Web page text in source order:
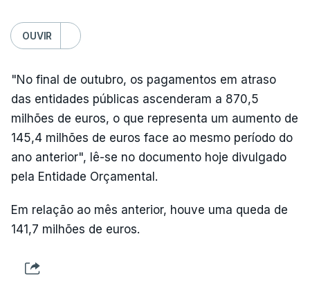
OUVIR
"No final de outubro, os pagamentos em atraso
das entidades públicas ascenderam a 870,5
milhões de euros, o que representa um aumento de
145,4 milhões de euros face ao mesmo período do
ano anterior", lê-se no documento hoje divulgado
pela Entidade Orçamental.
Em relação ao mês anterior, houve uma queda de
141,7 milhões de euros.